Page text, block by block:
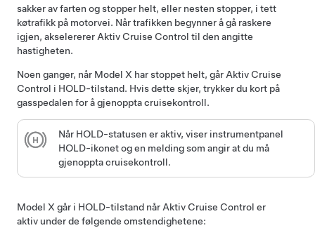
sakker av farten og stopper helt, eller nesten stopper, i tett
køtrafikk på motorvei. Når trafikken begynner å gå raskere
igjen, akselererer Aktiv Cruise Control til den angitte
hastigheten.
Noen ganger, når Model X har stoppet helt, går Aktiv Cruise
Control i HOLD-tilstand. Hvis dette skjer, trykker du kort på
gasspedalen for å gjenoppta cruisekontroll.
Når HOLD-statusen er aktiv, viser instrumentpanel
HOLD-ikonet og en melding som angir at du må
gjenoppta cruisekontroll.
Model X går i HOLD-tilstand når Aktiv Cruise Control er
aktiv under de følgende omstendighetene: